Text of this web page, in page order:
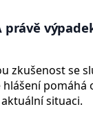
právě
zkušenost se
hlášení
situaci.